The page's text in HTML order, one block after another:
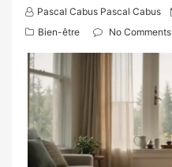
Pascal Cabus Pascal Cabus
Bien-être
No Comments